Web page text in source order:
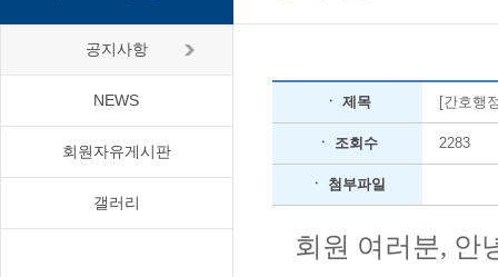
공지사항
NEWS
회원자유게시판
갤러리
ㆍ 제목 [간호행
ㆍ 조회수 2283
ㆍ 첨부파일
회원 여러분, 안